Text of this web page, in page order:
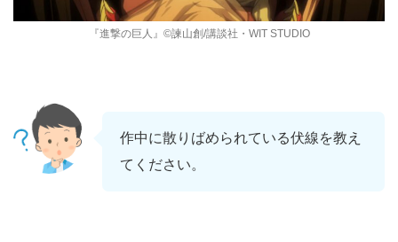
『進撃の巨人』©諫山創/講談社・WIT STUDIO
作中に散りばめられている伏線を教え
てください。